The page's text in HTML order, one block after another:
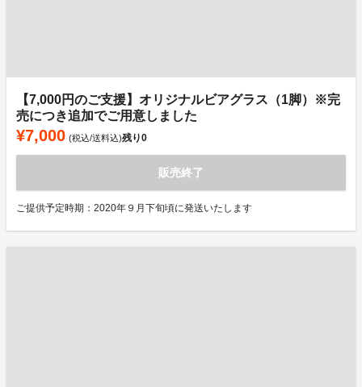
【7,000円のご支援】オリジナルビアグラス（1脚）※完
売につき追加でご用意しました
¥7,000 (税込/送料込)残り0
販売終了
ご提供予定時期：2020年９月下旬頃に発送いたします